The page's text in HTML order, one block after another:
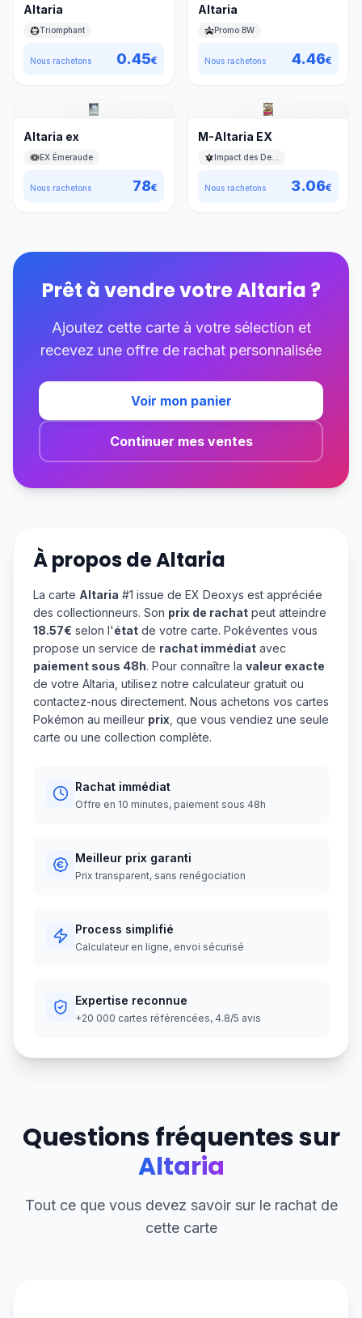
Altaria
Triomphant
Nous rachetons 0.45€
Altaria
Promo BW
Nous rachetons 4.46€
Altaria ex
EX Émeraude
Nous rachetons 78€
M-Altaria EX
Nous rachetons 3.06€
Prêt à vendre votreAltaria ?
Ajoutez cette carte à votre sélection et
recevez une offre de rachat personnalisée
Voir mon panier
Continuer mes ventes
À propos deAltaria
La carte Altaria #1 issue de EX Deoxys est appréciée
des collectionneurs. Son prix de rachat peut atteindre
18.57€ selon l'état de votre carte. Pokéventes vous
propose un service de rachat immédiat avec
paiement sous 48h. Pour connaître la valeur exacte
de votre Altaria, utilisez notre calculateur gratuit ou
contactez-nous directement. Nous achetons vos cartes
Pokémon au meilleur prix , que vous vendiez une seule
carte ou une collection complète.
Rachat immédiat
Offre en 10 minutes, paiement sous 48h
Meilleur prix garanti
Prix transparent, sans renégociation
Process simplifié
Calculateur en ligne, envoi sécurisé
Expertise reconnue
+20 000 cartes référencées, 4.8/5 avis
Questions fréquentes sur
Altaria
Tout ce que vous devez savoir sur le rachat de
cette carte